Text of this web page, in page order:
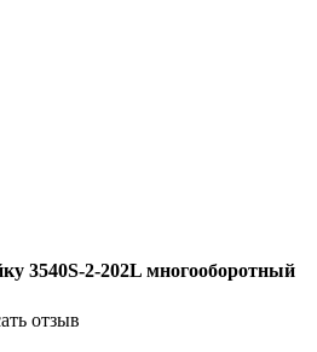
3540S-2-202L многооборотный
отзыв